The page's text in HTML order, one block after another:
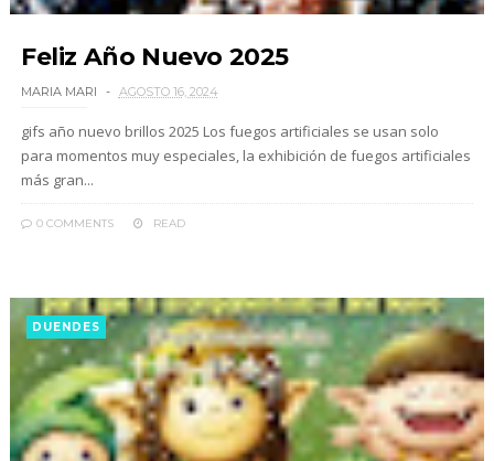
Feliz Año Nuevo 2025
MARIA MARI AGOSTO 16, 2024
gifs año nuevo brillos 2025 Los fuegos artificiales se usan solo
para momentos muy especiales, la exhibición de fuegos artificiales
más gran...
0 COMMENTS READ
DUENDES